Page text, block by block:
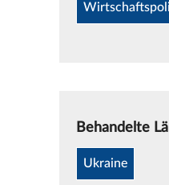
Behandelte
Ukraine